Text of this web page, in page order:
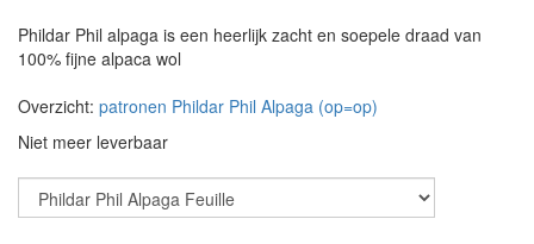
Phildar Phil alpaga is een heerlijk zacht en soepele draad van
100% fijne alpaca wol
Overzicht: patronen Phildar Phil Alpaga (op=op)
Niet meer leverbaar